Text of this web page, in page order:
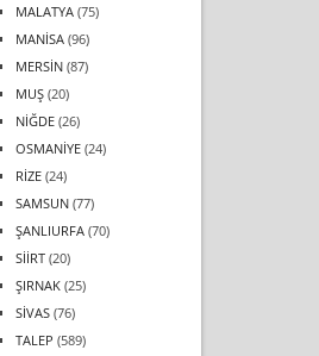
MALATYA(75)
MANİSA(96)
MERSİN(87)
MUŞ(20)
NİĞDE(26)
OSMANİYE(24)
RİZE(24)
SAMSUN(77)
ŞANLIURFA(70)
SİİRT(20)
ŞIRNAK(25)
SİVAS(76)
TALEP (589)